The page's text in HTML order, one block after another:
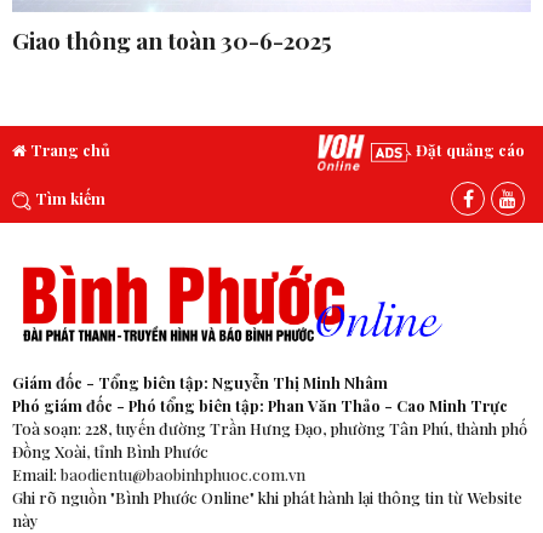
Giao thông an toàn 30-6-2025
Trang chủ Đặt quảng cáo
Tìm kiếm
Giám đốc - Tổng biên tập: Nguyễn Thị Minh Nhâm
Phó giám đốc - Phó tổng biên tập: Phan Văn Thảo - Cao Minh Trực
Toà soạn: 228, tuyến đường Trần Hưng Đạo, phường Tân Phú, thành phố
Đồng Xoài, tỉnh Bình Phước
Email: baodientu@baobinhphuoc.com.vn
Ghi rõ nguồn "Bình Phước Online" khi phát hành lại thông tin từ Website
này